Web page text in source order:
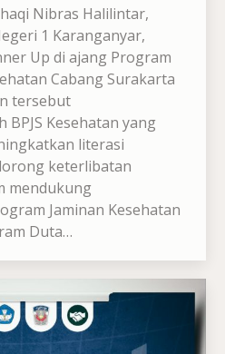
Nibras Halilintar,
1 Karanganyar,
Up di ajang Program
Cabang Surakarta
tersebut
Kesehatan yang
literasi
keterlibatan
mendukung
Jaminan Kesehatan
Duta…